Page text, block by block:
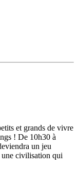
et grands de vivre
! De 10h30 à
un jeu
une civilisation qui